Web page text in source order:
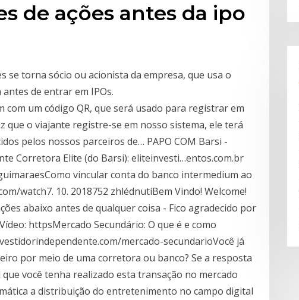
de ações antes da ipo
se torna sócio ou acionista da empresa, que usa o
de entrar em IPOs.
com um código QR, que será usado para registrar em
que o viajante registre-se em nosso sistema, ele terá
pelos nossos parceiros de… PAPO COM Barsi -
Corretora Elite (do Barsi): eliteinvesti…entos.com.br
vincular conta do banco intermedium ao
watch7. 10. 2018752 zhlédnutíBem Vindo! Welcome!
abaixo antes de qualquer coisa - Fico agradecido por
httpsMercado Secundário: O que é e como
mercado-secundarioVocê já
por meio de uma corretora ou banco? Se a resposta
você tenha realizado esta transação no mercado
a distribuição do entretenimento no campo digital